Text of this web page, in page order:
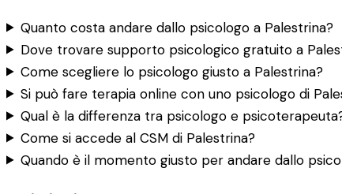
Quanto costa andare dallo psicologo a Palestrina?
Dove trovare supporto psicologico gratuito a
Come scegliere lo psicologo giusto a Palestrina?
Si può fare terapia online con uno psicologo di
Qual è la differenza tra psicologo e
Come si accede al CSM di Palestrina?
Quando è il momento giusto per andare dallo